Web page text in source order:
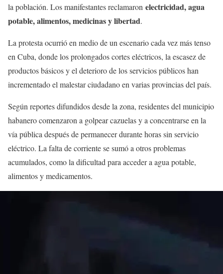
la población. Los manifestantes reclamaron electricidad, agua
potable, alimentos, medicinas y libertad.
La protesta ocurrió en medio de un escenario cada vez más tenso
en Cuba, donde los prolongados cortes eléctricos, la escasez de
productos básicos y el deterioro de los servicios públicos han
incrementado el malestar ciudadano en varias provincias del país.
Según reportes difundidos desde la zona, residentes del municipio
habanero comenzaron a golpear cazuelas y a concentrarse en la
vía pública después de permanecer durante horas sin servicio
eléctrico. La falta de corriente se sumó a otros problemas
acumulados, como la dificultad para acceder a agua potable,
alimentos y medicamentos.